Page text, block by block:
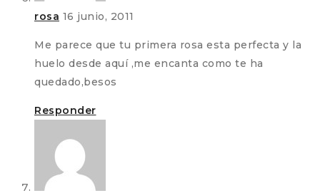
rosa 16 junio, 2011
Me parece que tu primera rosa esta perfecta y la
huelo desde aquí ,me encanta como te ha
quedado,besos
Responder